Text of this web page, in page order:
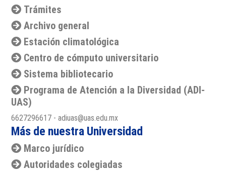
Trámites
Archivo general
Estación climatológica
Centro de cómputo universitario
Sistema bibliotecario
Programa de Atención a la Diversidad (ADI-
UAS)
6627296617 - adiuas@uas.edu.mx
Más de nuestra Universidad
Marco jurídico
Autoridades colegiadas